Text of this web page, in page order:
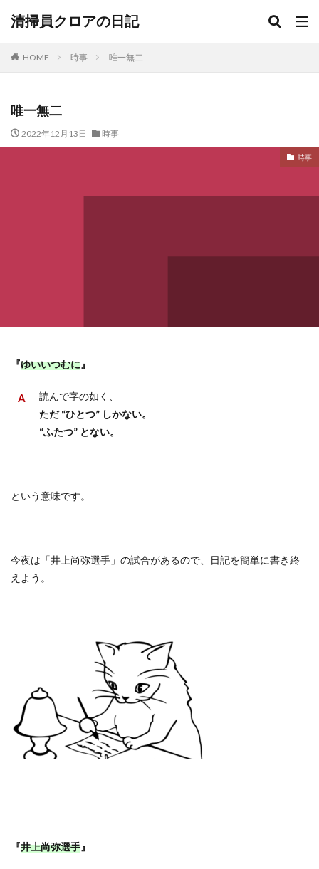
清掃員クロアの日記
HOME 時事 唯一無二
唯一無二
2022年12月13日 時事
時事
『ゆいいつむに』
読んで字の如く、
ただ“ひとつ” しかない。
“ふたつ” とない。
という意味です。
今夜は「井上尚弥選手」の試合があるので、日記を簡単に書き終
えよう。
『井上尚弥選手』